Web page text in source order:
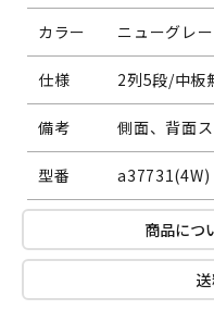
カラー ニューグレー
仕様 2列5段/中板
備考 側面、背面
型番 a37731(4W)
商品につ